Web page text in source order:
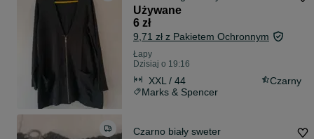
Używane
6 zł
9,71 zł z Pakietem Ochronnym
Łapy
Dzisiaj o 19:16
XXL / 44
Czarny
Marks & Spencer
Czarno biały sweter